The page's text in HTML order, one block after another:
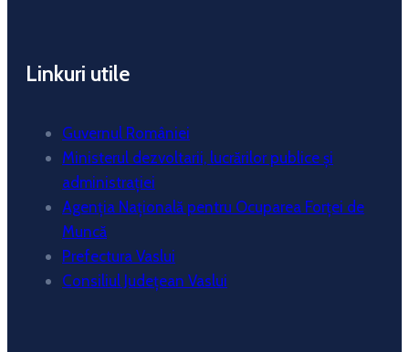
Linkuri utile
Guvernul României
Ministerul dezvoltarii, lucrărilor publice și
administrației
Agenția Națională pentru Ocuparea Forței de
Muncă
Prefectura Vaslui
Consiliul Județean Vaslui